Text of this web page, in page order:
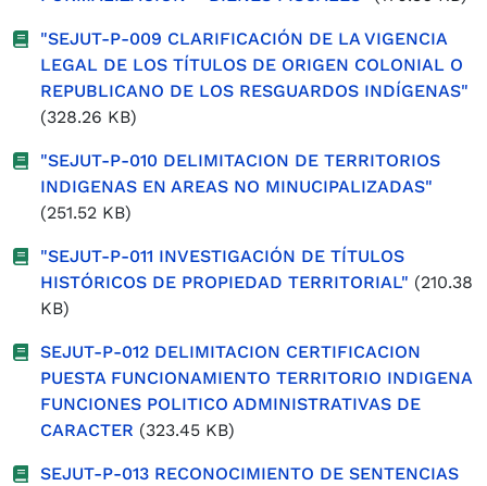
"SEJUT-P-009 CLARIFICACIÓN DE LA VIGENCIA
LEGAL DE LOS TÍTULOS DE ORIGEN COLONIAL O
REPUBLICANO DE LOS RESGUARDOS INDÍGENAS"
(328.26 KB)
"SEJUT-P-010 DELIMITACION DE TERRITORIOS
INDIGENAS EN AREAS NO MINUCIPALIZADAS"
(251.52 KB)
"SEJUT-P-011 INVESTIGACIÓN DE TÍTULOS
HISTÓRICOS DE PROPIEDAD TERRITORIAL" (210.38
KB)
SEJUT-P-012 DELIMITACION CERTIFICACION
PUESTA FUNCIONAMIENTO TERRITORIO INDIGENA
FUNCIONES POLITICO ADMINISTRATIVAS DE
CARACTER (323.45 KB)
SEJUT-P-013 RECONOCIMIENTO DE SENTENCIAS